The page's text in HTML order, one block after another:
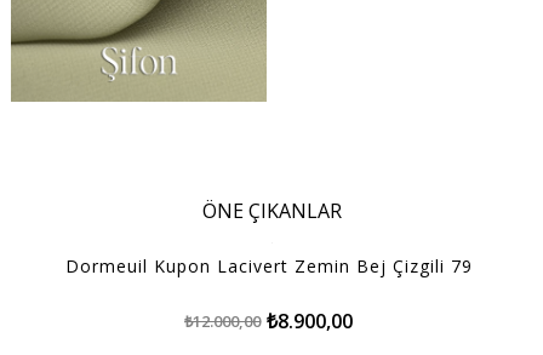
ÖNE ÇIKANLAR
Dormeuil Kupon Lacivert Zemin Bej Çizgili 79
₺8.900,00
₺12.000,00